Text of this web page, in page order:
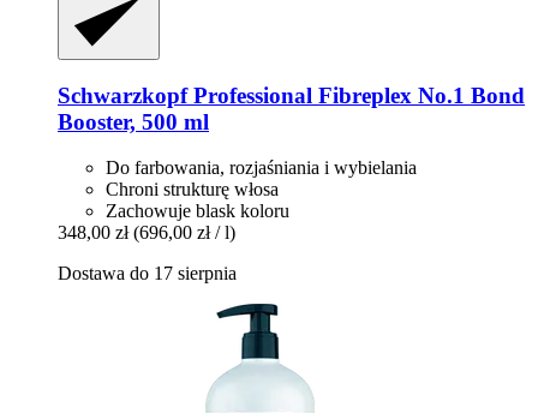
Schwarzkopf Professional Fibreplex No.1 Bond
Booster, 500 ml
Do farbowania, rozjaśniania i wybielania
Chroni strukturę włosa
Zachowuje blask koloru
348,00 zł (696,00 zł / l)
Dostawa do 17 sierpnia